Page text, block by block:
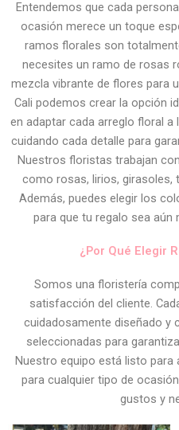
Entendemos que cada
ocasión merece un toque
ramos florales son
necesites un ramo de rosas
mezcla vibrante de flores para
Cali podemos crear la opción
en adaptar cada arreglo floral
cuidando cada detalle para
Nuestros floristas trabajan
como rosas, lirios, girasoles,
Además, puedes elegir los
para que tu regalo sea aún
¿Por Qué Elegir
Somos una floristería
satisfacción del cliente.
cuidadosamente diseñado
seleccionadas para
Nuestro equipo está listo para
para cualquier tipo de
gustos y